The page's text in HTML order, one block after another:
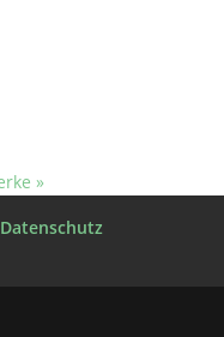
»
Datenschutz